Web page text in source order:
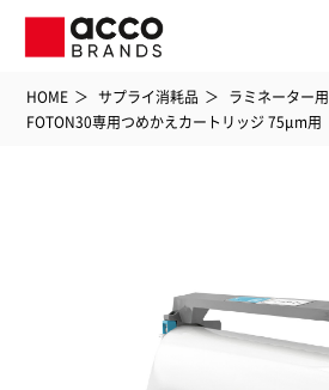
HOME サプライ消耗品
ラミネーター用
FOTON30専用つめかえカートリッジ 75μm用